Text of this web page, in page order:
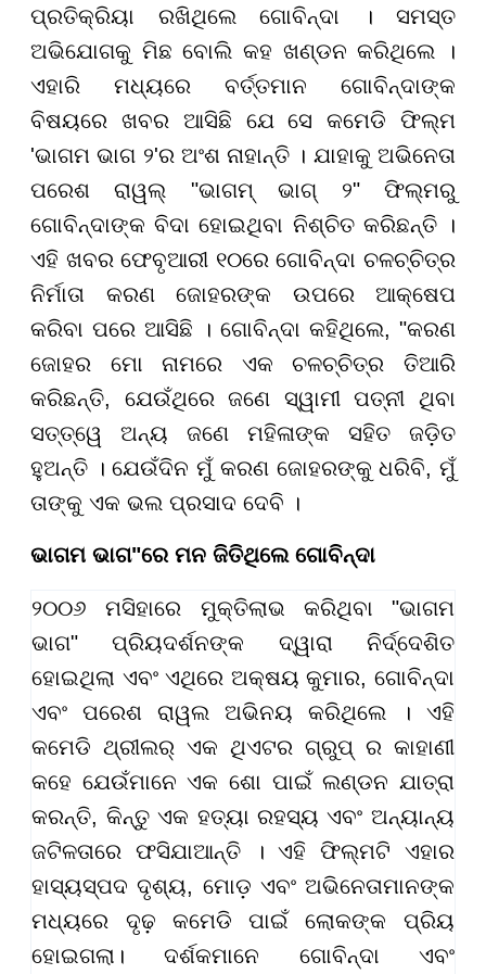
ପ୍ରତିକ୍ରିୟା ରଖିଥିଲେ ଗୋବିନ୍ଦା । ସମସ୍ତ
ଅଭିଯୋଗକୁ ମିଛ ବୋଲି କହ ଖଣ୍ଡନ କରିଥିଲେ ।
ଏହାରି ମଧ୍ୟରେ ବର୍ତ୍ତମାନ ଗୋବିନ୍ଦାଙ୍କ
ବିଷୟରେ ଖବର ଆସିଛି ଯେ ସେ କମେଡି ଫିଲ୍ମ
'ଭାଗମ ଭାଗ ୨'ର ଅଂଶ ନାହାନ୍ତି । ଯାହାକୁ ଅଭିନେତା
ପରେଶ ରାୱଲ୍ "ଭାଗମ୍ ଭାଗ୍ ୨" ଫିଲ୍ମରୁ
ଗୋବିନ୍ଦାଙ୍କ ବିଦା ହୋଇଥିବା ନିଶ୍ଚିତ କରିଛନ୍ତି ।
ଏହି ଖବର ଫେବୃଆରୀ ୧୦ରେ ଗୋବିନ୍ଦା ଚଳଚ୍ଚିତ୍ର
ନିର୍ମାତା କରଣ ଜୋହରଙ୍କ ଉପରେ ଆକ୍ଷେପ
କରିବା ପରେ ଆସିଛି । ଗୋବିନ୍ଦା କହିଥିଲେ, "କରଣ
ଜୋହର ମୋ ନାମରେ ଏକ ଚଳଚ୍ଚିତ୍ର ତିଆରି
କରିଛନ୍ତି, ଯେଉଁଥିରେ ଜଣେ ସ୍ୱାମୀ ପତ୍ନୀ ଥିବା
ସତ୍ତ୍ୱେ ଅନ୍ୟ ଜଣେ ମହିଳାଙ୍କ ସହିତ ଜଡ଼ିତ
ହୁଅନ୍ତି । ଯେଉଁଦିନ ମୁଁ କରଣ ଜୋହରଙ୍କୁ ଧରିବି, ମୁଁ
ତାଙ୍କୁ ଏକ ଭଲ ପ୍ରସାଦ ଦେବି ।
ଭାଗମ ଭାଗ"ରେ ମନ ଜିତିଥିଲେ ଗୋବିନ୍ଦା
୨୦୦୬ ମସିହାରେ ମୁକ୍ତିଲାଭ କରିଥିବା "ଭାଗମ
ଭାଗ" ପ୍ରିୟଦର୍ଶନଙ୍କ ଦ୍ୱାରା ନିର୍ଦ୍ଦେଶିତ
ହୋଇଥିଲା ଏବଂ ଏଥିରେ ଅକ୍ଷୟ କୁମାର, ଗୋବିନ୍ଦା
ଏବଂ ପରେଶ ରାୱଲ ଅଭିନୟ କରିଥିଲେ । ଏହି
କମେଡି ଥ୍ରୀଲର୍ ଏକ ଥିଏଟର ଗ୍ରୁପ୍ ର କାହାଣୀ
କହେ ଯେଉଁମାନେ ଏକ ଶୋ ପାଇଁ ଲଣ୍ଡନ ଯାତ୍ରା
କରନ୍ତି, କିନ୍ତୁ ଏକ ହତ୍ୟା ରହସ୍ୟ ଏବଂ ଅନ୍ୟାନ୍ୟ
ଜଟିଳତାରେ ଫସିଯାଆନ୍ତି । ଏହି ଫିଲ୍ମଟି ଏହାର
ହାସ୍ୟସ୍ପଦ ଦୃଶ୍ୟ, ମୋଡ଼ ଏବଂ ଅଭିନେତାମାନଙ୍କ
ମଧ୍ୟରେ ଦୃଢ଼ କମେଡି ପାଇଁ ଲୋକଙ୍କ ପ୍ରିୟ
ହୋଇଗଲା। ଦର୍ଶକମାନେ ଗୋବିନ୍ଦା ଏବଂ